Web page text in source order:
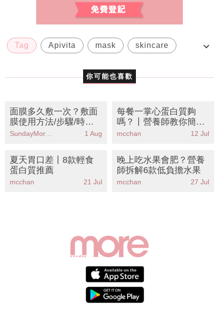
Tag Apivita mask skincare
你可能也喜歡
面膜多久敷一次？敷面
膜使用方法/步驟/時間/
好處 哪一款面膜好用？
1 Aug
每餐一掌心蛋白質夠
嗎？丨營養師教你簡易
估算法＋8大增肌減脂
mcchan 12 Jul
夏天胃口差丨8款輕食
蛋白質推薦
mcchan 21 Jul
晚上吃水果會肥？營養
師拆解6款低負擔水果
mcchan 27 Jul